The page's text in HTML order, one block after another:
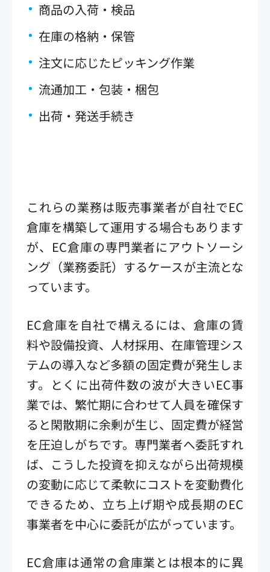
商品の入荷・検品
在庫の格納・保管
注文に応じたピッキング作業
流通加工・包装・梱包
出荷・発送手続き
これらの業務は販売事業者が自社でEC
倉庫を構築して運用する場合もあります
が、EC倉庫の専門業者にアウトソーシ
ング（業務委託）するケースが主流とな
っています。
EC倉庫を自社で構えるには、倉庫の賃
料や設備投資、人材採用、在庫管理シス
テムの導入など多額の固定費が発生しま
す。とくに出荷件数の波が大きいEC事
業では、繁忙期に合わせて人員を確保す
ると閑散期に余剰が生じ、固定費が経営
を圧迫しがちです。専門業者へ委託すれ
ば、こうした投資を抑えながら出荷規模
の変動に応じて柔軟にコストを変動費化
できるため、立ち上げ期や成長期のEC
事業者を中心に委託が広がっています。
EC倉庫は通常の倉庫業とは根本的に異